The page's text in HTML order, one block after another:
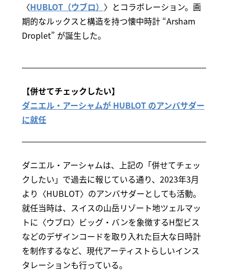
〈HUBLOT（ウブロ） 〉とコラボレーション。画
期的なルックスと構造を持つ懐中時計 “Arsham
Droplet” が誕生した。
【併せてチェックしたい】
ダニエル・アーシャムが HUBLOT のアンバサダー
に就任
ダニエル・アーシャムは、上記の「併せてチェッ
クしたい」で過去に報じている通り、2023年3月
より〈HUBLOT〉のアンバサダーとしても活動。
就任当時は、スイスの山岳リゾート地ツェルマッ
トに〈ウブロ〉ビッグ・バンを象徴するH型ビス
などのデザインコードを取り入れた巨大な日時計
を制作するなど、現代アーティストらしいインス
タレーションも行っている。